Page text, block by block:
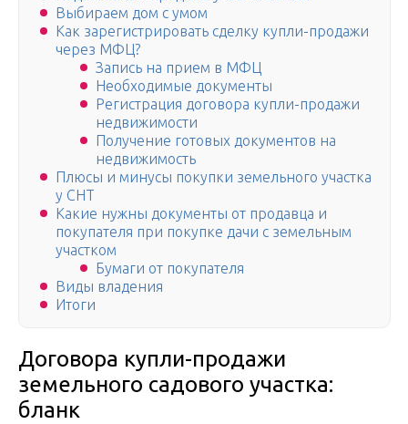
Выбираем дом с умом
Как зарегистрировать сделку купли-продажи
через МФЦ?
Запись на прием в МФЦ
Необходимые документы
Регистрация договора купли-продажи
недвижимости
Получение готовых документов на
недвижимость
Плюсы и минусы покупки земельного участка
у СНТ
Какие нужны документы от продавца и
покупателя при покупке дачи с земельным
участком
Бумаги от покупателя
Виды владения
Итоги
Договора купли-продажи
земельного садового участка:
бланк